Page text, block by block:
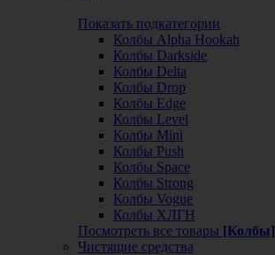
Показать подкатегории
Колбы Alpha Hookah
Колбы Darkside
Колбы Delta
Колбы Drop
Колбы Edge
Колбы Level
Колбы Mini
Колбы Push
Колбы Space
Колбы Strong
Колбы Vogue
Колбы ХЛГН
Посмотреть все товары [Колбы]
Чистящие средства